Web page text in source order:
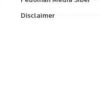
Disclaimer